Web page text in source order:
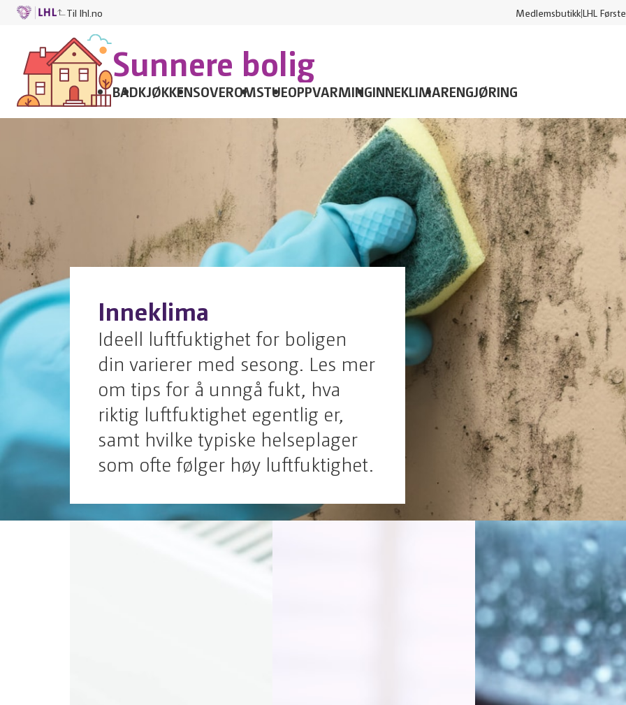
Til lhl.no MedlemsbutikkLHL
Sunnere bolig
BADKJØKKENSOVEROMSTUEOPPVARMINGINNEKLIMARENGJØRING
Inneklima
Ideell luftfuktighet for boligen
din varierer med sesong. Les mer
om tips for å unngå fukt, hva
riktig luftfuktighet egentlig er,
samt hvilke typiske helseplager
som ofte følger høy luftfuktighet.